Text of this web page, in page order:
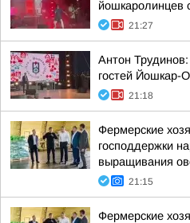
йошкаролинцев
21:27
Антон
гостей Йошкар-
21:18
Фермерские
господдержки
выращивания
21:15
Фермерские